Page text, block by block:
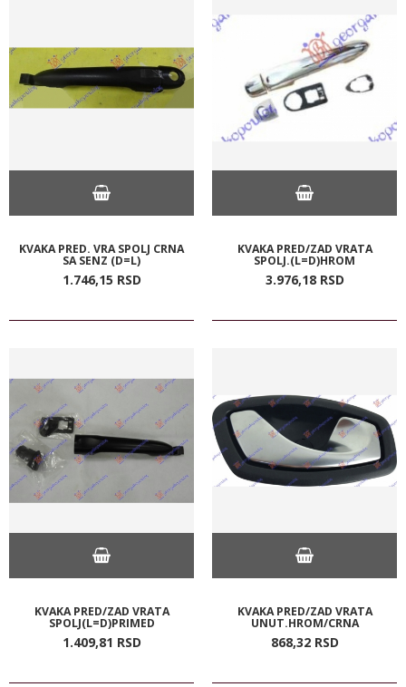
KVAKA PRED. VRA SPOLJ CRNA
SA SENZ (D=L)
1.746,15 RSD
KVAKA PRED/ZAD VRATA
SPOLJ.(L=D)HROM
3.976,18 RSD
KVAKA PRED/ZAD VRATA
SPOLJ(L=D)PRIMED
1.409,81 RSD
KVAKA PRED/ZAD VRATA
UNUT.HROM/CRNA
868,32 RSD